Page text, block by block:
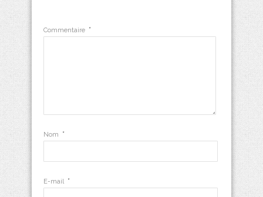
Commentaire *
Nom *
E-mail *